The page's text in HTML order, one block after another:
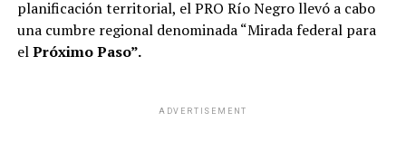
planificación territorial, el PRO Río Negro llevó a cabo
una cumbre regional denominada “Mirada federal para
elPróximo Paso”.
ADVERTISEMENT